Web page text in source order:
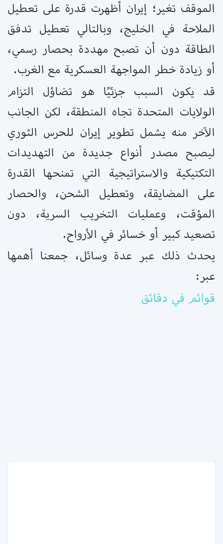
الموقف تغير؛ إيران أظهرت قدرة على تعطيل
الملاحة في الخليج، وبالتالي تعطيل تدفق
الطاقة دون أن تصبح مهددة بحصار رسمي،
أو زيادة خطر المواجهة العسكرية مع الغرب.
قد يكون السبب جزئيًا هو تضاؤل ​​التزام
الولايات المتحدة تجاه المنطقة، لكن الجانب
الآخر منه يشمل تطوير إيران للحرس الثوري
ليصبح مصدر أنواع جديدة من التهديدات
التكتيكية والاستراتيجية التي تمنحها القدرة
على المضايقة، وتعطيل الشحن، والحصار
المؤقت، وعمليات التخريب السرية، دون
تصعيد كبير أو خسائر في الأرواح.
يحدث ذلك عبر عدة وسائل، جمعنا أهمها
عبر:
قوائم في دقائق